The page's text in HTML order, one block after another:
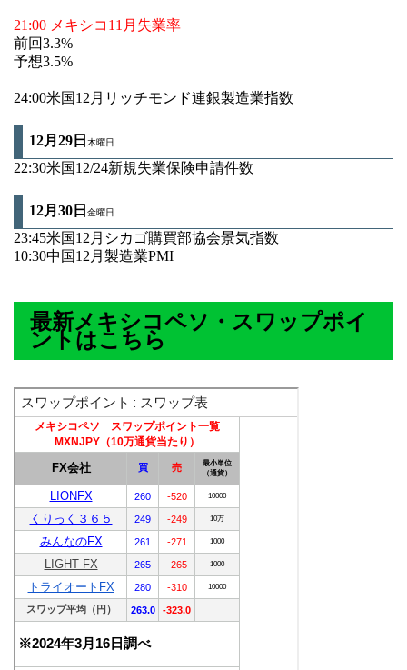
21:00 メキシコ11月失業率
前回3.3%
予想3.5%
24:00米国12月リッチモンド連銀製造業指数
12月29日 木曜日
22:30米国12/24新規失業保険申請件数
12月30 日 金曜日
23:45米国12月シカゴ購買部協会景気指数
10:30中国12月製造業PMI
最新メキシコペソ・スワップポイ
ントはこちら